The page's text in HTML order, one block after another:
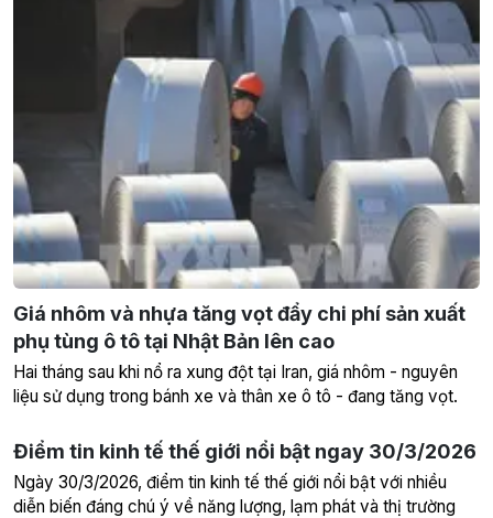
Giá nhôm và nhựa tăng vọt đẩy chi phí sản xuất
phụ tùng ô tô tại Nhật Bản lên cao
Hai tháng sau khi nổ ra xung đột tại Iran, giá nhôm - nguyên
liệu sử dụng trong bánh xe và thân xe ô tô - đang tăng vọt.
Điểm tin kinh tế thế giới nổi bật ngay 30/3/2026
Ngày 30/3/2026, điểm tin kinh tế thế giới nổi bật với nhiều
diễn biến đáng chú ý về năng lượng, lạm phát và thị trường